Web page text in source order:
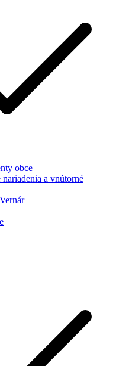
obce
nariadenia a vnútorné